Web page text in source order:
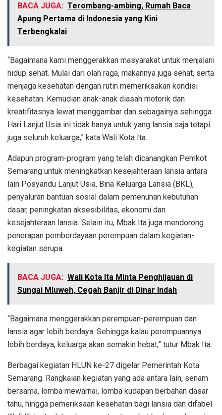
BACA JUGA: Terombang-ambing, Rumah Baca
Apung Pertama di Indonesia yang Kini
Terbengkalai
“Bagaimana kami menggerakkan masyarakat untuk menjalani
hidup sehat. Mulai dari olah raga, makannya juga sehat, serta
menjaga kesehatan dengan rutin memeriksakan kondisi
kesehatan. Kemudian anak-anak diasah motorik dan
kreatifitasnya lewat menggambar dan sebagainya sehingga
Hari Lanjut Usia ini tidak hanya untuk yang lansia saja tetapi
juga seluruh keluarga,” kata Wali Kota Ita.
Adapun program-program yang telah dicanangkan Pemkot
Semarang untuk meningkatkan kesejahteraan lansia antara
lain Posyandu Lanjut Usia, Bina Keluarga Lansia (BKL),
penyaluran bantuan sosial dalam pemenuhan kebutuhan
dasar, peningkatan aksesibilitas, ekonomi dan
kesejahteraan lansia. Selain itu, Mbak Ita juga mendorong
penerapan pemberdayaan perempuan dalam kegiatan-
kegiatan serupa.
BACA JUGA: Wali Kota Ita Minta Penghijauan di
Sungai Mluweh, Cegah Banjir di Dinar Indah
“Bagaimana menggerakkan perempuan-perempuan dan
lansia agar lebih berdaya. Sehingga kalau perempuannya
lebih berdaya, keluarga akan semakin hebat,” tutur Mbak Ita.
Berbagai kegiatan HLUN ke-27 digelar Pemerintah Kota
Semarang. Rangkaian kegiatan yang ada antara lain, senam
bersama, lomba mewarnai, lomba kudapan berbahan dasar
tahu, hingga pemeriksaan kesehatan bagi lansia dan difabel.